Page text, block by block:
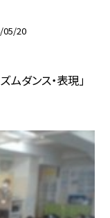
05/20
ムダンス・表現」